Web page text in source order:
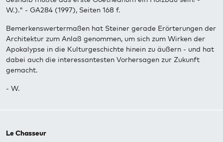
W.)." - GA284 (1997), Seiten 168 f.
Bemerkenswertermaßen hat Steiner gerade Erörterungen der
Architektur zum Anlaß genommen, um sich zum Wirken der
Apokalypse in die Kulturgeschichte hinein zu äußern - und hat
dabei auch die interessantesten Vorhersagen zur Zukunft
gemacht.
- W.
Le Chasseur